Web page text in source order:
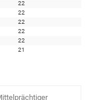
22
22
22
22
22
21